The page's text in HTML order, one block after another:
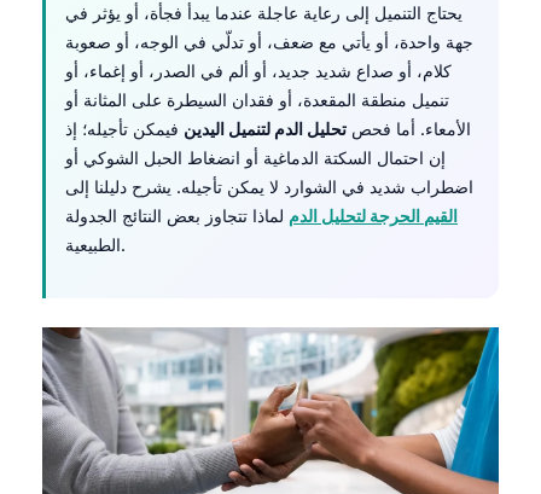
يحتاج التنميل إلى رعاية عاجلة عندما يبدأ فجأة، أو يؤثر في
جهة واحدة، أو يأتي مع ضعف، أو تدلّي في الوجه، أو صعوبة
كلام، أو صداع شديد جديد، أو ألم في الصدر، أو إغماء، أو
تنميل منطقة المقعدة، أو فقدان السيطرة على المثانة أو
الأمعاء. أما فحص تحليل الدم لتنميل اليدين فيمكن تأجيله؛ إذ
إن احتمال السكتة الدماغية أو انضغاط الحبل الشوكي أو
اضطراب شديد في الشوارد لا يمكن تأجيله. يشرح دليلنا إلى
القيم الحرجة لتحليل الدم لماذا تتجاوز بعض النتائج الجدولة
الطبيعية.